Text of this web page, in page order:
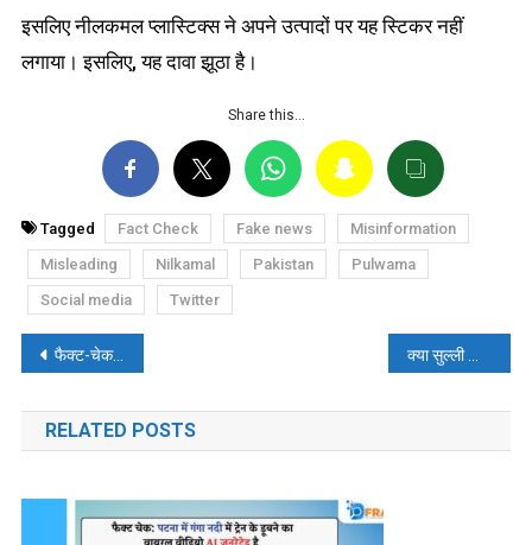
इसलिए नीलकमल प्लास्टिक्स ने अपने उत्पादों पर यह स्टिकर नहीं
लगाया। इसलिए, यह दावा झूठा है।
Share this…
Tagged Fact Check Fake news
Misinformation
Misleading
Nilkamal Pakistan
Pulwama
Social media
Twitter
पोस्ट
नेविगेशन
फैक्ट-चेक: सड़क पर खून साफ करते पुलिसकर्मियों की सच्चाई!
RELATED POSTS